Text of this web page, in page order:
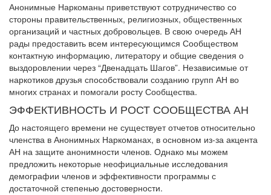
Анонимные Наркоманы приветствуют сотрудничество со
стороны правительственных, религиозных, общественных
организаций и частных добровольцев. В свою очередь АН
рады предоставить всем интересующимся Сообществом
контактную информацию, литератору и общие сведения о
выздоровлении через “Двенадцать Шагов”. Независимые от
наркотиков друзья способствовали созданию групп АН во
многих странах и помогали росту Сообщества.
ЭФФЕКТИВНОСТЬ И РОСТ СООБЩЕСТВА АН
До настоящего времени не существует отчетов относительно
членства в Анонимных Наркоманах, в основном из-за акцента
АН на защите анонимности членов. Однако мы можем
предложить некоторые неофициальные исследования
демографии членов и эффективности программы с
достаточной степенью достоверности.